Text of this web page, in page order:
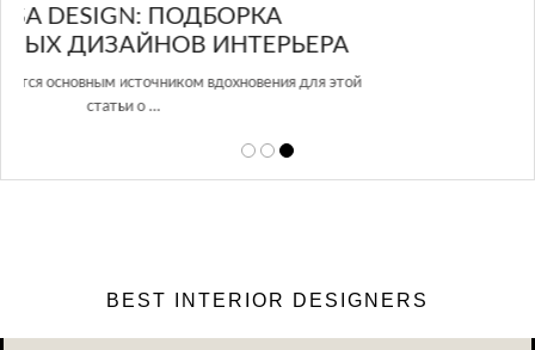
GLAZOV DESIGN GROUP – УНИКАЛЬНЫЙ
ПОДХОД К ДИЗАЙНУ
Glazov Design Group- это одна из лучших студий дизайна интерьера
BEST INTERIOR DESIGNERS